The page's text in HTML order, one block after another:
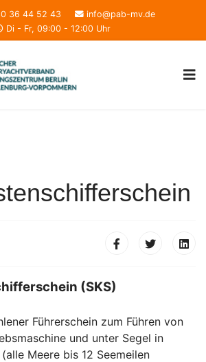
36 44 52 43
info@pab-mv.de
Di - Fr, 09:00 - 12:00 Uhr
(SKS)
Führerschein zum Führen von
und unter Segel in
Meere bis 12 Seemeilen